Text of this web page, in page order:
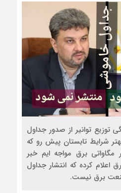
توزیع توانیر از صدور جداول
شرایط تابستان پیش رو که
حداقل 10 هزار مگاواتی برق مواجه ایم خبر
کرده که انتشار جداول
برق نیست.